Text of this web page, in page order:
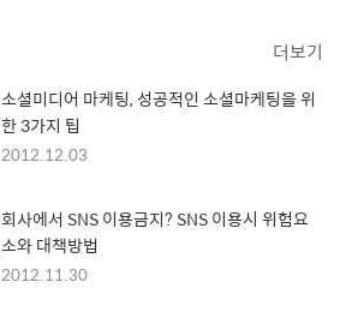
더보기
소셜미디어 마케팅, 성공적인 소셜마케팅을 위
한 3가지 팁
2012.12.03
회사에서 SNS 이용금지? SNS 이용시 위험요
소와 대책방법
2012.11.30